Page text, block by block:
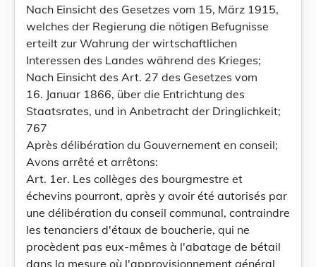
Nach Einsicht des Gesetzes vom 15, März 1915,
welches der Regierung die nötigen Befugnisse
erteilt zur Wahrung der wirtschaftlichen
Interessen des Landes während des Krieges;
Nach Einsicht des Art. 27 des Gesetzes vom
16. Januar 1866, über die Entrichtung des
Staatsrates, und in Anbetracht der Dringlichkeit;
767
Après délibération du Gouvernement en conseil;
Avons arrêté et arrêtons:
Art. 1er. Les collèges des bourgmestre et
échevins pourront, après y avoir été autorisés par
une délibération du conseil communal, contraindre
les tenanciers d'étaux de boucherie, qui ne
procèdent pas eux-mêmes à l'abatage de bétail
dans la mesure où l'approvisionnement général